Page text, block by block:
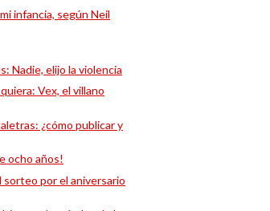
infancia, según Neil
Nadie, elijo la violencia
Vex, el villano
¿cómo publicar y
ocho años!
sorteo por el aniversario